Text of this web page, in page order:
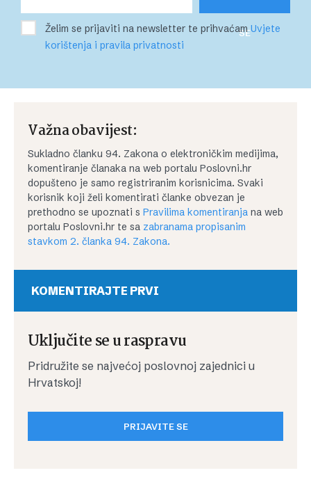
SE
Želim se prijaviti na newsletter te prihvaćamUvjete
korištenja i pravila privatnosti
Važna obavijest:
Sukladno članku 94. Zakona o elektroničkim medijima,
komentiranje članaka na web portalu Poslovni.hr
dopušteno je samo registriranim korisnicima. Svaki
korisnik koji želi komentirati članke obvezan je
prethodno se upoznati s Pravilima komentiranja na web
portalu Poslovni.hr te sa zabranama propisanim
stavkom 2. članka 94. Zakona.
KOMENTIRAJTE PRVI
Uključite se u raspravu
Pridružite se najvećoj poslovnoj zajednici u
Hrvatskoj!
PRIJAVITE SE